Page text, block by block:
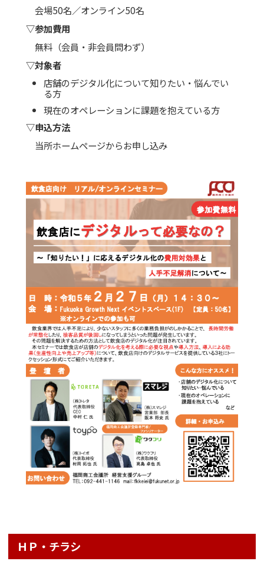
会場50名／オンライン50名
▽参加費用
無料（会員・非会員問わず）
▽対象者
店舗のデジタル化について知りたい・悩んでい
る方
現在のオペレーションに課題を抱えている方
▽申込方法
当所ホームページからお申し込み
ＨＰ・チラシ